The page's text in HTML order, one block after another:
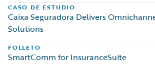
CASO DE ESTUDIO
Caixa Seguradora Delivers
Solutions
FOLLETO
SmartComm for InsuranceSuite